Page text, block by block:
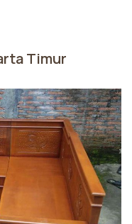
Timur